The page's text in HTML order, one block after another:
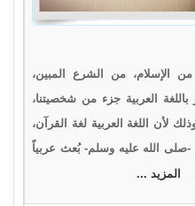
من الإسلام، من الشرع المبين،
باللغة العربية جزء من شخصيتنا،
اللغة العربية لغة القرآن،
-صلى الله عليه وسلم- بُعث عربياً
المزيد ...